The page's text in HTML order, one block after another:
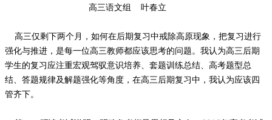
高三语文组 叶春立
高三仅剩下两个月，如何在后期复习中戒除高原现象，把复习进行
强化与推进，是每一位高三教师都应该思考的问题。我认为高三后期
学生的复习应注重宏观驾驭意识培养、套题训练总结、高考题型总
结、答题规律及解题强化等角度，在高三后期复习中，我认为应该四
管齐下。